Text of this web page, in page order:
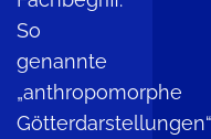
So
genannte
„anthropomorphe
Götterdarstellungen“